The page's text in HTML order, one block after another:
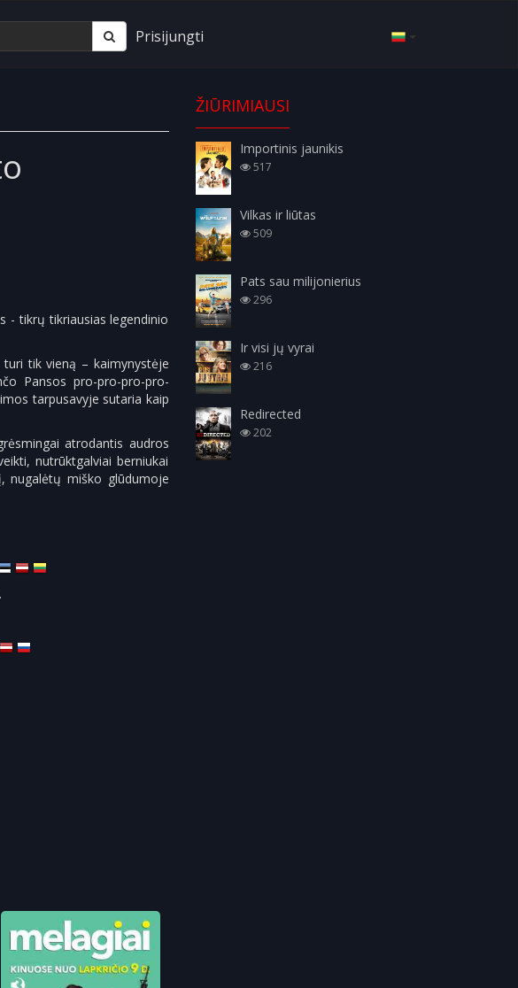
Prisijungti
- tikrų tikriausias legendinio
tik vieną – kaimynystėje
Pansos pro-pro-pro-pro-
tarpusavyje sutaria kaip
atrodantis audros
nutrūktgalviai berniukai
nugalėtų miško glūdumoje
ŽIŪRIMIAUSI
Importinis jaunikis
517
Vilkas ir liūtas
509
Pats sau milijonierius
296
Ir visi jų vyrai
216
Redirected
202